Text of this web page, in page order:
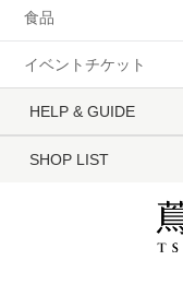
食品
イベントチケット
HELP & GUIDE
SHOP LIST